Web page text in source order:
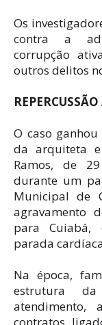
Os
contra a
corrupção
outros delitos
O caso
da arquiteta e
Ramos, de
durante um
Municipal de
agravamento
para Cuiabá,
parada
Na época,
estrutura
atendimento,
contratos